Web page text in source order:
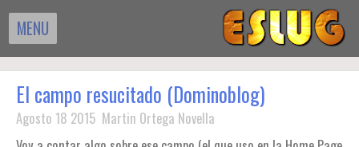
MENU
El campo resucitado (Dominoblog)
Agosto 18 2015 Martin Ortega Novella